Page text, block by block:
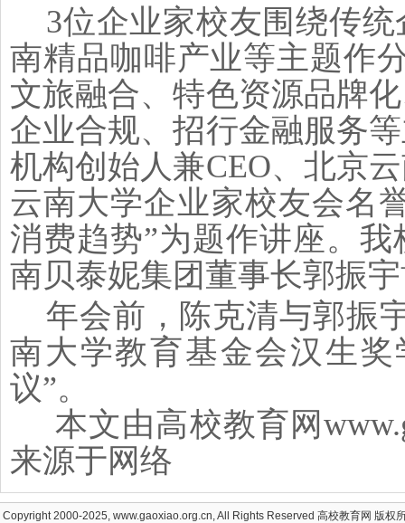
3位企业家校友围绕传
南精品咖啡产业等主题作
文旅融合、特色资源品牌
企业合规、招行金融服务
机构创始人兼CEO、北京
云南大学企业家校友会名
消费趋势”为题作讲座。
南贝泰妮集团董事长郭振
年会前，陈克清与郭振
南大学教育基金会汉生
议”。
本文由高校教育网
来源于网络
Copyright 2000-2025, www.gaoxiao.org.cn, All Rights Reserved 高校教育网 版权